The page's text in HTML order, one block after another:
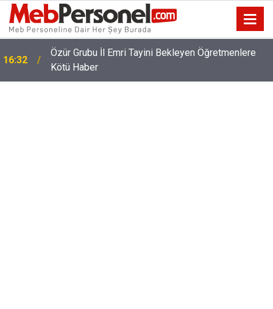
16:32
Özür Grubu İl Emri Tayini Bekleyen Öğretmenlere
Kötü Haber